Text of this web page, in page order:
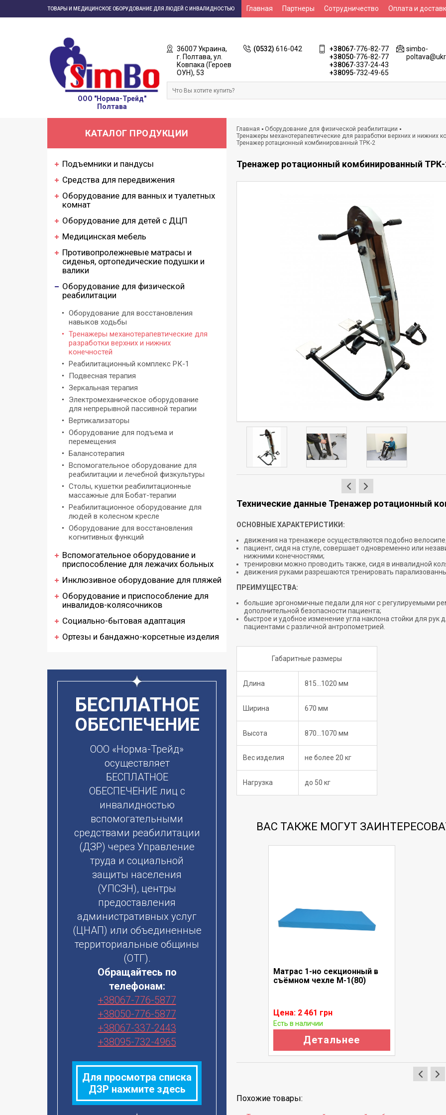
ТОВАРЫ И МЕДИЦИНСКОЕ ОБОРУДОВАНИЕ ДЛЯ ЛЮДЕЙ С ИНВАЛИДНОСТЬЮ Главная Партнеры Сотрудничество Оплата и
ООО "Норма-Трейд"
Полтава
36007 Украина,
г. Полтава, ул.
Ковпака (Героев
ОУН), 53
(0532) 616-042 +38067-776-82-77
+38050-776-82-77
+38067-337-24-43
+38095-732-49-65
simbo-
Главная
Оборудование для физической реабилитации
Тренажеры механотерапевтические для разработки верхних и нижних
Тренажер ротационный комбинированный ТРК-2
Тренажер ротационный комбинированный
Технические данные Тренажер ротационный
ОСНОВНЫЕ ХАРАКТЕРИСТИКИ:
движения на тренажере осуществляются подобно
пациент, сидя на стуле, совершает одновременно или
нижними конечностями;
тренировки можно проводить также, сидя в инвалидной
движения руками разрешаются тренировать
ПРЕИМУЩЕСТВА:
большие эргономичные педали для ног с регулируемыми
дополнительной безопасности пациента;
быстрое и удобное изменение угла наклона стойки для рук
пациентами с различной антропометрией.
Габаритные размеры
Длина 815...1020 мм
Ширина 670 мм
Высота 870...1070 мм
Вес изделия не более 20 кг
Нагрузка до 50 кг
ВАС ТАКЖЕ МОГУТ
Копия Валик под колено ВК-1
Цена: 601 грн
Есть в наличии
Детальнее
Матрас 1-но секционный в
съёмном чехле М-1(80)
Цена: 2 461 грн
Есть в наличии
Детальнее
Похожие товары:
КАТАЛОГ ПРОДУКЦИИ
Подъемники и пандусы
Средства для передвижения
Оборудование для ванных и туалетных
комнат
Оборудование для детей с ДЦП
Медицинская мебель
Противопролежневые матрасы и
сиденья, ортопедические подушки и
валики
Оборудование для физической
реабилитации
Оборудование для восстановления
навыков ходьбы
Тренажеры механотерапевтические для
разработки верхних и нижних
конечностей
Реабилитационный комплекс РК-1
Подвесная терапия
Зеркальная терапия
Электромеханическое оборудование
для непрерывной пассивной терапии
Вертикализаторы
Оборудование для подъема и
перемещения
Балансотерапия
Вспомогательное оборудование для
реабилитации и лечебной физкультуры
Столы, кушетки реабилитационные
массажные для Бобат-терапии
Реабилитационное оборудование для
людей в колесном кресле
Оборудование для восстановления
когнитивных функций
Вспомогательное оборудование и
приспособление для лежачих больных
Инклюзивное оборудование для пляжей
Оборудование и приспособление для
инвалидов-колясочников
Социально-бытовая адаптация
Ортезы и бандажно-корсетные изделия
БЕСПЛАТНОЕ
ОБЕСПЕЧЕНИЕ
ООО «Норма-Трейд»
осуществляет
БЕСПЛАТНОЕ
ОБЕСПЕЧЕНИЕ лиц с
инвалидностью
вспомогательными
средствами реабилитации
(ДЗР) через Управление
труда и социальной
защиты населения
(УПСЗН), центры
предоставления
административных услуг
(ЦНАП) или объединенные
территориальные общины
(ОТГ).
Обращайтесь по
телефонам:
+38067-776-5877
+38050-776-5877
+38067-337-2443
+38095-732-4965
Для просмотра списка
ДЗР нажмите здесь